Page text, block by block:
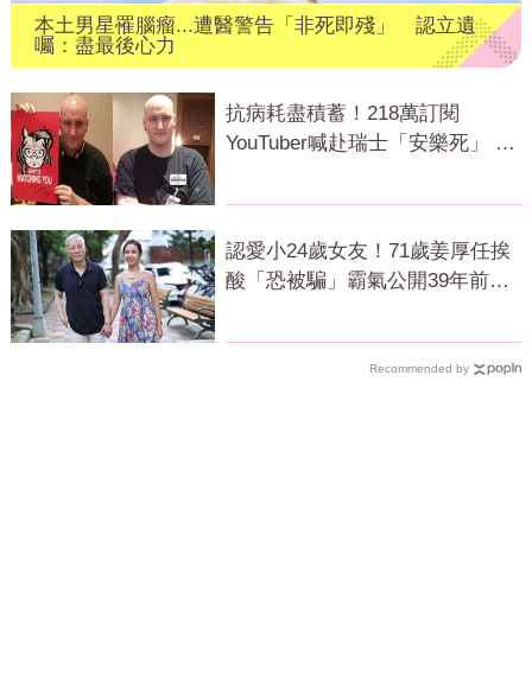
本土男星罹腦瘤...遭醫警告「非死即殘」 認立遺
囑：盡最後心力
抗病耗盡積蓄！218萬訂閱
YouTuber喊赴瑞士「安樂死」 上
認愛小24歲女友！71歲姜厚任挨
酸「恐被騙」霸氣公開39年前鐵
Recommended by